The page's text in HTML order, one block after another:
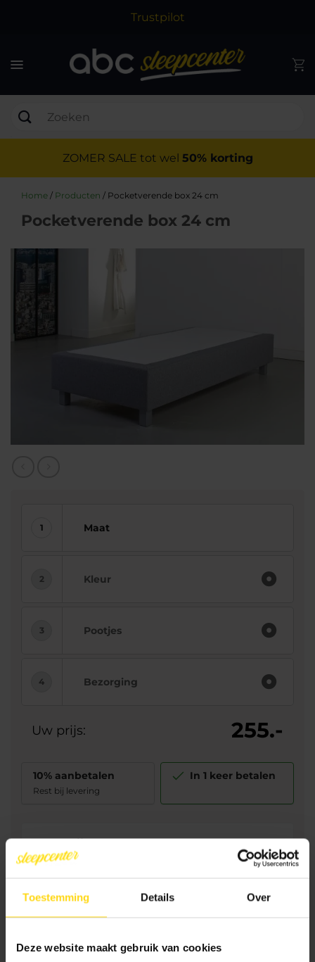
Toestemming Details Over
Deze website maakt gebruik van cookies
Trustpilot
ZOMER SALE tot wel 50% korting
Home / Producten / Pocketverende box 24 cm
Pocketverende box 24 cm
Maat
Kleur
Pootjes
Bezorging
Uw prijs: 255.-
10% aanbetalen
Rest bij levering
In 1 keer betalen
Levertijd:2 tot 4 weken
Afhalen:
Toevoegen aan winkelwagen